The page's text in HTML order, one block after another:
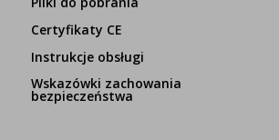
Certyfikaty CE
Instrukcje obsługi
Wskazówki zachowania
bezpieczeństwa